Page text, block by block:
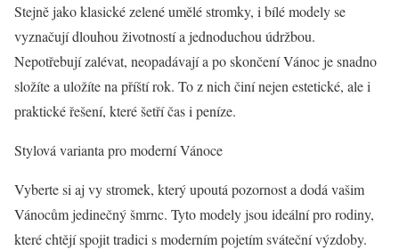
Stejně jako klasické zelené umělé stromky, i bílé modely se
vyznačují dlouhou životností a jednoduchou údržbou.
Nepotřebují zalévat, neopadávají a po skončení Vánoc je snadno
složíte a uložíte na příští rok. To z nich činí nejen estetické, ale i
praktické řešení, které šetří čas i peníze.
Stylová varianta pro moderní Vánoce
Vyberte si aj vy stromek, který upoutá pozornost a dodá vašim
Vánocům jedinečný šmrnc. Tyto modely jsou ideální pro rodiny,
které chtějí spojit tradici s moderním pojetím sváteční výzdoby.